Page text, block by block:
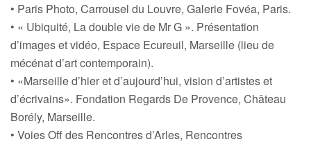
• Paris Photo, Carrousel du Louvre, Galerie Fovéa, Paris.
• « Ubiquité, La double vie de Mr G ». Présentation
d’images et vidéo, Espace Ecureuil, Marseille (lieu de
mécénat d’art contemporain).
• «Marseille d’hier et d’aujourd’hui, vision d’artistes et
d’écrivains». Fondation Regards De Provence, Château
Borély, Marseille.
• Voies Off des Rencontres d’Arles, Rencontres